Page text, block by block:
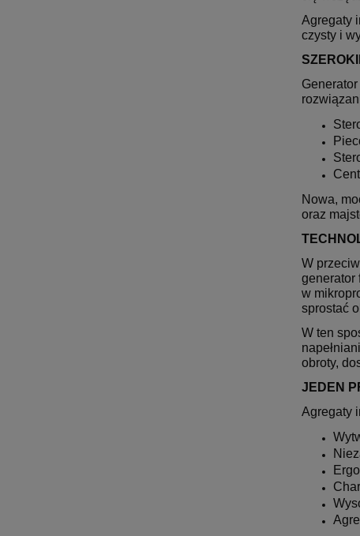
Agregaty
czysty i
Nowa,
oraz
W
generator
w
sprostać
W ten
obroty,
JEDEN
Agregaty